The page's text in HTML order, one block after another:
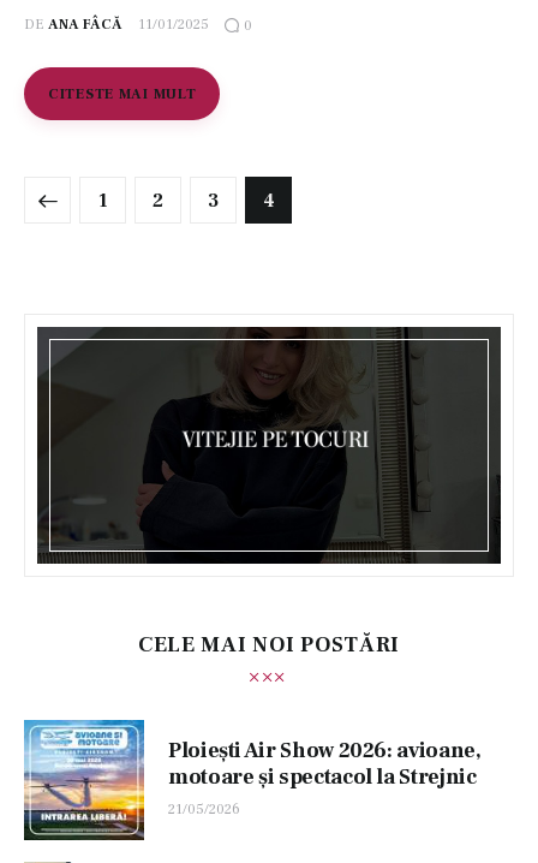
DE ANA FÂCĂ 11/01/2025 0
CITESTE MAI MULT
1 2 3 4
CELE MAI NOI POSTĂRI
Ploiești Air Show 2026: avioane,
motoare și spectacol la Strejnic
21/05/2026